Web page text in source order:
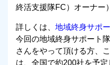
終活支援隊FC）オーナー
詳しくは、 地域終身サポ
今回の地域終身サポート
さんをやって頂ける方、
は、全国で約200社を予定